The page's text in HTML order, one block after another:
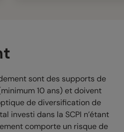
sont des supports de
10 ans) et doivent
de diversification de
investi dans la SCPI n’étant
comporte un risque de